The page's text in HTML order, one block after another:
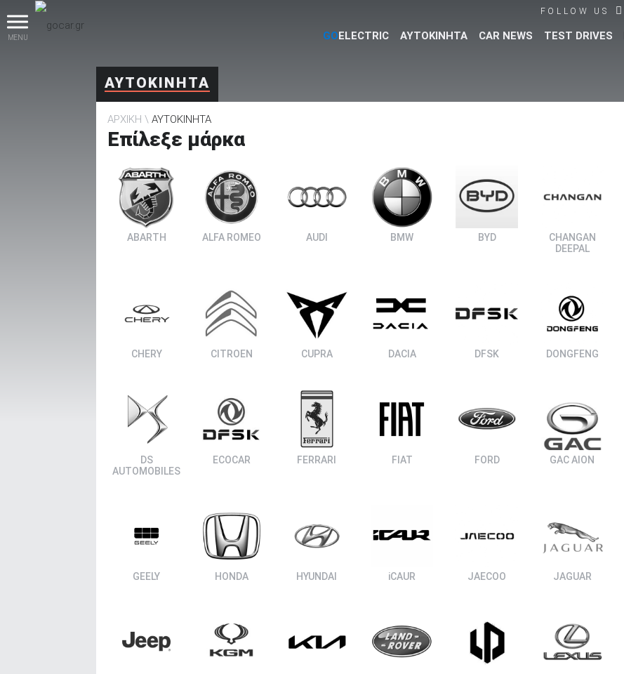
MENU
FOLLOW US
GOELECTRIC ΑΥΤΟΚΙΝΗΤΑ CAR NEWS TEST DRIVES
βρες το!
Μεταχειρισμένα
ΑΥΤΟΚΙΝΗΤΑ
ΑΡΧΙΚΗ ΑΥΤΟΚΙΝΗΤΑ
Επίλεξε μάρκα
ABARTH ALFA ROMEO AUDI BMW BYD
CHANGAN
DEEPAL
CHERY CITROEN CUPRA DACIA DFSK DONGFENG
DS
AUTOMOBILES
ECOCAR FERRARI FIAT FORD GAC AION
GEELY HONDA HYUNDAI iCAUR JAECOO JAGUAR